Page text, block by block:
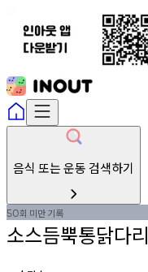
음식 또는 운동 검색하기
50회 미만기록
소스듬뿍통닭다리